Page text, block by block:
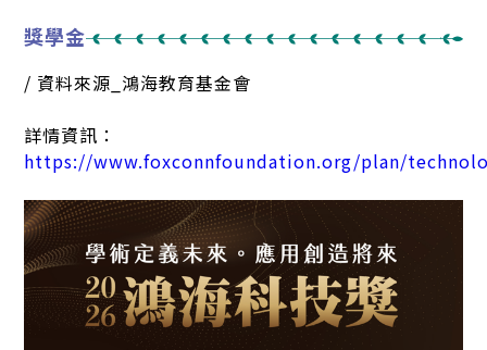
獎學金
/ 資料來源_鴻海教育基金會
詳情資訊：
https://www.foxconnfoundation.org/plan/